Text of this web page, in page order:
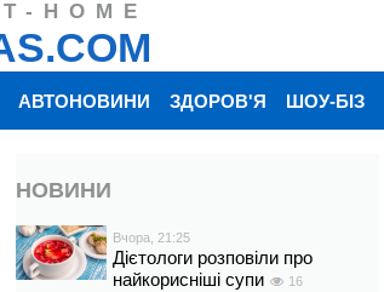
HOME
АВТОНОВИНИ ЗДОРОВ'Я ШОУ-БІЗ
НОВИНИ
Вчора, 21:25
Дієтологи розповіли про
найкорисніші супи
16